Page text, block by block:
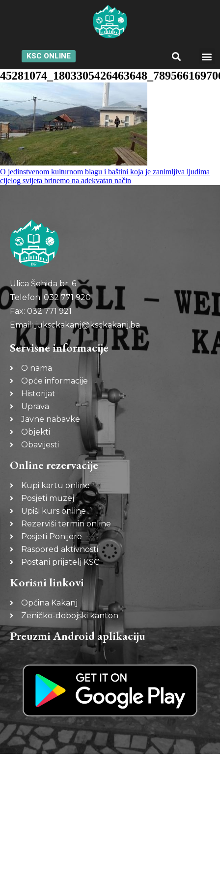
KSC ONLINE
O jedinstvenom kulturnom blagu i baštini koja je zanimljiva ljudima
cijelog svijeta brinemo na adekvatan način
Ulica Šehida br. 6
Telefon: 032 771 920
Fax: 032 771 921
Email: juksckakanj@ksckakanj.ba
Servisne informacije
O nama
Opće informacije
Historijat
Uprava
Javne nabavke
Objekti
Obavijesti
Online rezervacije
Kupi kartu online
Posjeti muzej
Upiši kurs online
Rezerviši termin online
Posjeti Ponijere
Raspored aktivnosti
Postani prijatelj KSC
Korisni linkovi
Općina Kakanj
Zeničko-dobojski kanton
Preuzmi Android aplikaciju